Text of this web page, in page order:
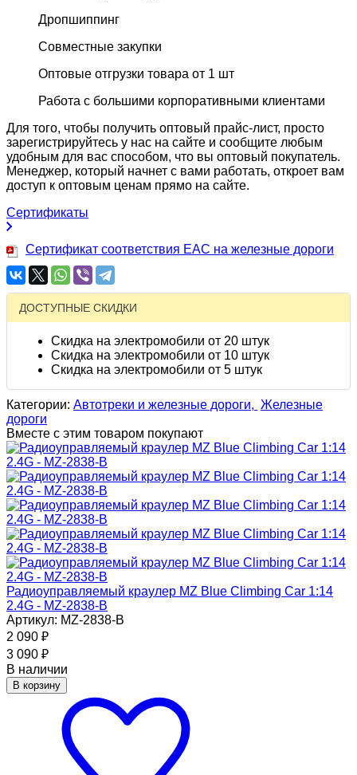
Дропшиппинг
Совместные закупки
Оптовые отгрузки товара от 1 шт
Работа с большими корпоративными клиентами
Для того, чтобы получить оптовый прайс-лист, просто
зарегистрируйтесь у нас на сайте и сообщите любым
удобным для вас способом, что вы оптовый покупатель.
Менеджер, который начнет с вами работать, откроет вам
доступ к оптовым ценам прямо на сайте.
Сертификаты
Сертификат соответствия EAC на железные дороги
ДОСТУПНЫЕ СКИДКИ
Скидка на электромобили от 20 штук
Скидка на электромобили от 10 штук
Скидка на электромобили от 5 штук
Категории: Автотреки и железные дороги, Железные
дороги
Вместе с этим товаром покупают
Радиоуправляемый краулер MZ Blue Climbing Car 1:14
2.4G - MZ-2838-B
Артикул: MZ-2838-B
2 090 ₽
3 090 ₽
В наличии
В корзину